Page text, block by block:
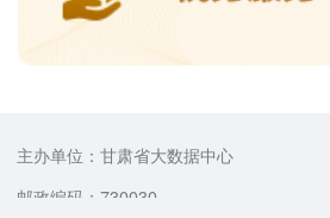
主办单位：甘肃省大数据中心
邮政编码：730030